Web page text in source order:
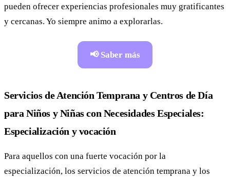
pueden ofrecer experiencias profesionales muy gratificantes
y cercanas. Yo siempre animo a explorarlas.
📢 Saber más
Servicios de Atención Temprana y Centros de Día
para Niños y Niñas con Necesidades Especiales:
Especialización y vocación
Para aquellos con una fuerte vocación por la
especialización, los servicios de atención temprana y los